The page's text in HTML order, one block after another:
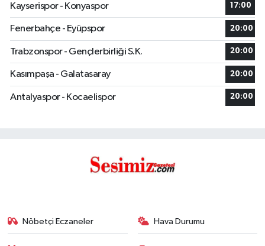
Kayserispor - Konyaspor
17:00
Fenerbahçe - Eyüpspor 20:00
Trabzonspor - Gençlerbirliği S.K. 20:00
Kasımpaşa - Galatasaray 20:00
Antalyaspor - Kocaelispor 20:00
Nöbetçi Eczaneler Hava Durumu